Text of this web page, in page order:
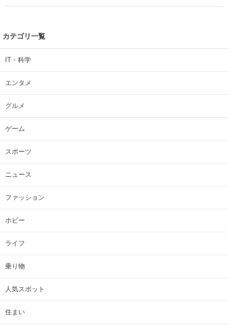
カテゴリ一覧
IT・科学
エンタメ
グルメ
ゲーム
スポーツ
ニュース
ファッション
ホビー
ライフ
乗り物
人気スポット
住まい